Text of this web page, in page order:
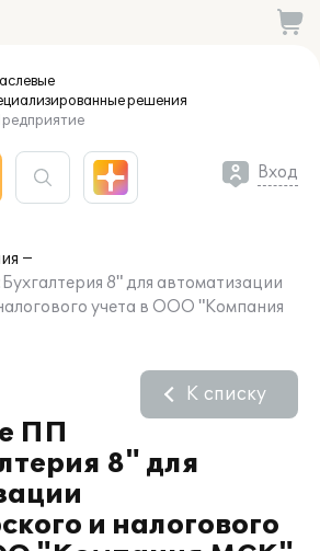
решения
Вход
8" для автоматизации
учета в ООО "Компания
ПП
8" для
и налогового
К списку